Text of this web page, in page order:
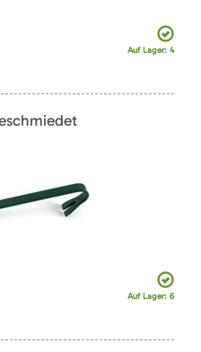
Auf Lager: 4
Auf Lager: 6